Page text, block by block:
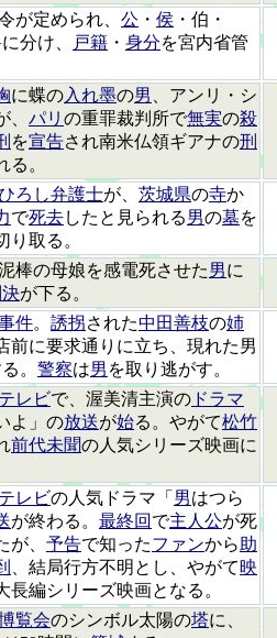
が定められ、 公 ・ 侯 ・伯・
分け、 戸籍 ・ 身分を宮内省管
に蝶の入れ墨の男
、アンリ・シ
、 パリ の重罪裁判所で無実の殺
を宣告され南米仏領ギアナの刑
る。
ろし弁護士が、 茨城県の寺か
で死去したと見られる男の墓を
り取る。
棒の母娘を感電死させた男に
が下る。
件。 誘拐された中田善枝の姉
前に要求通りに立ち、現れた男
。 警察は男 を取り逃がす。
レビで、渥美清主演の ドラマ
よ」の放送が始る。やがて松竹
前代未聞の人気シリーズ映画に
レビの人気ドラマ「 男はつら
が終わる。 最終回 で主人公が死
が、 予告で知ったファンから 助
、結局行方不明とし、やがて映
長編シリーズ映画となる。
覧会のシンボル太陽の塔に、